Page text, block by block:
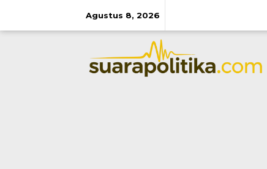
Agustus 8, 2026